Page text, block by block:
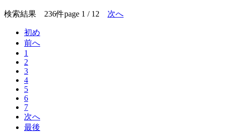
検索結果 236件page 1 / 12 次へ
初め
前へ
1
2
3
4
5
6
7
次へ
最後